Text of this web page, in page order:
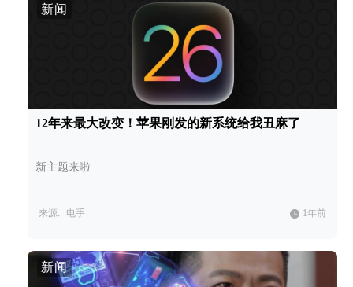
新闻
12年来最大改变！苹果刚发的新系统给我丑麻了
新主题来啦
来源: 电手 1年前
新闻